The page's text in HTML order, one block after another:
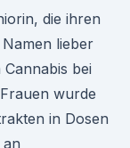
die ihren
lieber
Cannabis bei
wurde
in Dosen